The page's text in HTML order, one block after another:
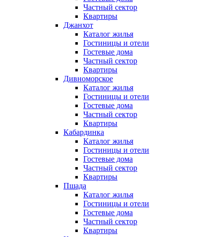
Частный сектор
Квартиры
Джанхот
Каталог жилья
Гостиницы и отели
Гостевые дома
Частный сектор
Квартиры
Дивноморское
Каталог жилья
Гостиницы и отели
Гостевые дома
Частный сектор
Квартиры
Кабардинка
Каталог жилья
Гостиницы и отели
Гостевые дома
Частный сектор
Квартиры
Пшада
Каталог жилья
Гостиницы и отели
Гостевые дома
Частный сектор
Квартиры